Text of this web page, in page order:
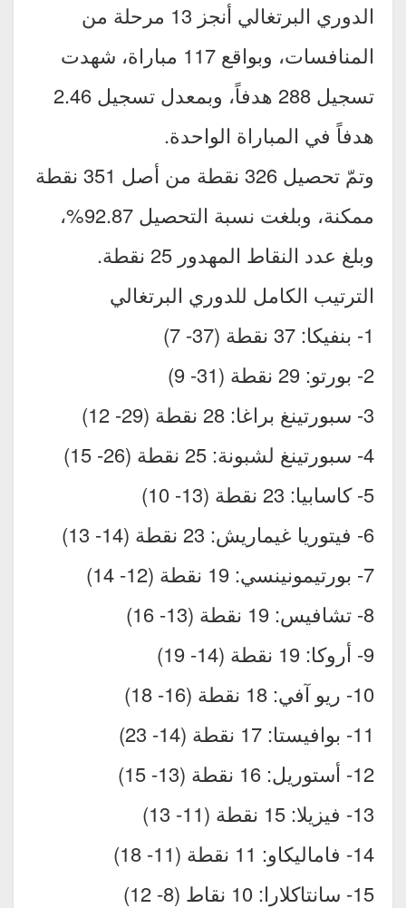
الدوري البرتغالي أنجز 13 مرحلة من
المنافسات، وبواقع 117 مباراة، شهدت
تسجيل 288 هدفاً، وبمعدل تسجيل 2.46
هدفاً في المباراة الواحدة.
وتمّ تحصيل 326 نقطة من أصل 351 نقطة
ممكنة، وبلغت نسبة التحصيل 92.87%،
وبلغ عدد النقاط المهدور 25 نقطة.
الترتيب الكامل للدوري البرتغالي
1- بنفيكا: 37 نقطة (37- 7)
2- بورتو: 29 نقطة (31- 9)
3- سبورتينغ براغا: 28 نقطة (29- 12)
4- سبورتينغ لشبونة: 25 نقطة (26- 15)
5- كاسابيا: 23 نقطة (13- 10)
6- فيتوريا غيماريش: 23 نقطة (14- 13)
7- بورتيمونينسي: 19 نقطة (12- 14)
8- تشافيس: 19 نقطة (13- 16)
9- أروكا: 19 نقطة (14- 19)
10- ريو آفي: 18 نقطة (16- 18)
11- بوافيستا: 17 نقطة (14- 23)
12- أستوريل: 16 نقطة (13- 15)
13- فيزيلا: 15 نقطة (11- 13)
14- فاماليكاو: 11 نقطة (11- 18)
15- سانتاكلارا: 10 نقاط (8- 12)